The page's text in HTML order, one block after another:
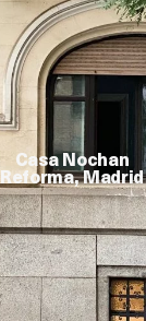
Casa Nochan
Reforma, Madrid